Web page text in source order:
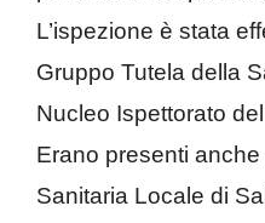
L’ispezione è stata
Gruppo Tutela della
Nucleo Ispettorato
Erano presenti anche
Sanitaria Locale di